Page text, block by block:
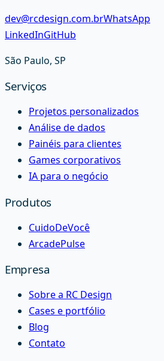
dev@rcdesign.com.brWhatsApp
LinkedInGitHub
São Paulo, SP
Serviços
Projetos personalizados
Análise de dados
Painéis para clientes
Games corporativos
IA para o negócio
Produtos
CuidoDeVocê
ArcadePulse
Empresa
Sobre a RC Design
Cases e portfólio
Blog
Contato